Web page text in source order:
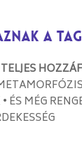
a
TELJES
ÉS MÉG